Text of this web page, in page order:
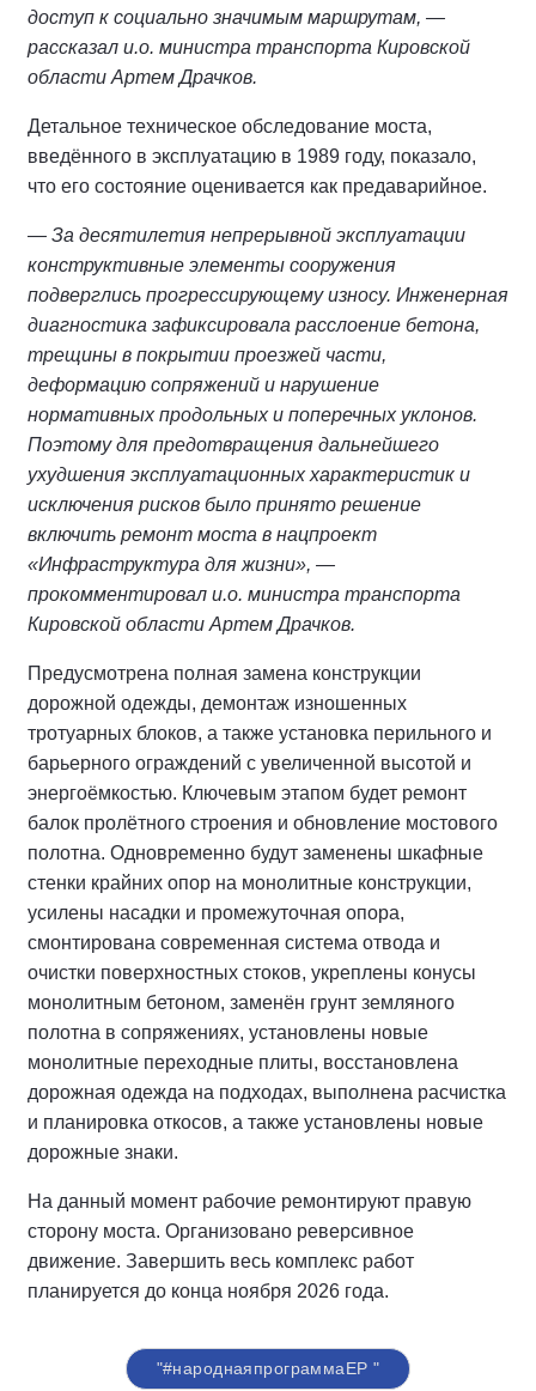
доступ к социально значимым маршрутам, —
рассказал и.о. министра транспорта Кировской
области Артем Драчков.
Детальное техническое обследование моста,
введённого в эксплуатацию в 1989 году, показало,
что его состояние оценивается как предаварийное.
— За десятилетия непрерывной эксплуатации
конструктивные элементы сооружения
подверглись прогрессирующему износу. Инженерная
диагностика зафиксировала расслоение бетона,
трещины в покрытии проезжей части,
деформацию сопряжений и нарушение
нормативных продольных и поперечных уклонов.
Поэтому для предотвращения дальнейшего
ухудшения эксплуатационных характеристик и
исключения рисков было принято решение
включить ремонт моста в нацпроект
«Инфраструктура для жизни», —
прокомментировал и.о. министра транспорта
Кировской области Артем Драчков.
Предусмотрена полная замена конструкции
дорожной одежды, демонтаж изношенных
тротуарных блоков, а также установка перильного и
барьерного ограждений с увеличенной высотой и
энергоёмкостью. Ключевым этапом будет ремонт
балок пролётного строения и обновление мостового
полотна. Одновременно будут заменены шкафные
стенки крайних опор на монолитные конструкции,
усилены насадки и промежуточная опора,
смонтирована современная система отвода и
очистки поверхностных стоков, укреплены конусы
монолитным бетоном, заменён грунт земляного
полотна в сопряжениях, установлены новые
монолитные переходные плиты, восстановлена
дорожная одежда на подходах, выполнена расчистка
и планировка откосов, а также установлены новые
дорожные знаки.
На данный момент рабочие ремонтируют правую
сторону моста. Организовано реверсивное
движение. Завершить весь комплекс работ
планируется до конца ноября 2026 года.
"#народнаяпрограммаЕР "